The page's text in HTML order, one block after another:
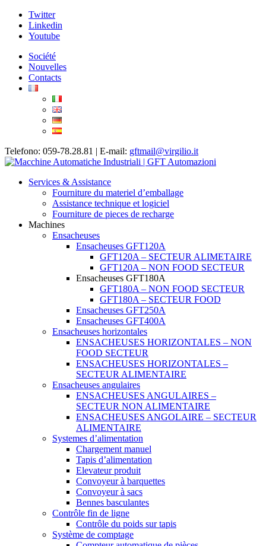
Twitter
Linkedin
Youtube
Société
Nouvelles
Contacts
Telefono: 059-78.28.81 | E-mail: gftmail@virgilio.it
Services & Assistance
Fourniture du materiel d’emballage
Assistance technique et logiciel
Fourniture de pieces de recharge
Machines
Ensacheuses
Ensacheuses GFT120A
GFT120A – SECTEUR ALIMETAIRE
GFT120A – NON FOOD SECTEUR
Ensacheuses GFT180A
GFT180A – NON FOOD SECTEUR
GFT180A – SECTEUR FOOD
Ensacheuses GFT250A
Ensacheuses GFT400A
Ensacheuses horizontales
ENSACHEUSES HORIZONTALES – NON
FOOD SECTEUR
ENSACHEUSES HORIZONTALES –
SECTEUR ALIMENTAIRE
Ensacheuses angulaires
ENSACHEUSES ANGULAIRES –
SECTEUR NON ALIMENTAIRE
ENSACHEUSES ANGOLAIRE – SECTEUR
ALIMENTAIRE
Systemes d’alimentation
Chargement manuel
Tapis d’alimentation
Elevateur produit
Convoyeur à barquettes
Convoyeur à sacs
Bennes basculantes
Contrôle fin de ligne
Contrôle du poids sur tapis
Système de comptage